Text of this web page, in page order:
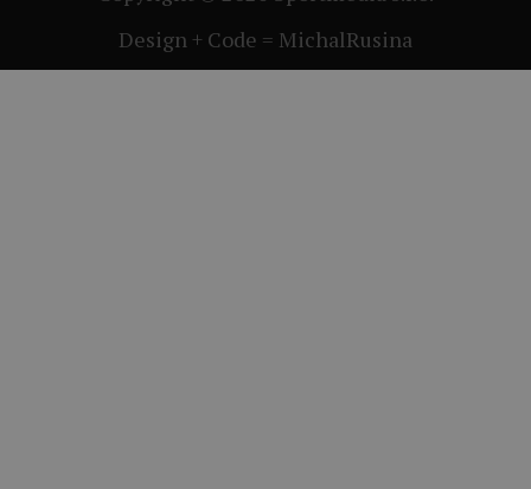
Design + Code = MichalRusina